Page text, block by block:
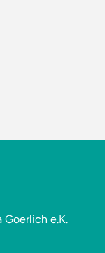
Goerlich e.K.